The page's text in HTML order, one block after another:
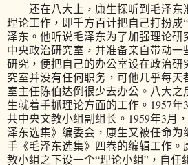
还在八大上，康生探听到毛泽东
理论工作，即千方百计把自己打扮成
泽东。他听说毛泽东为了加强理论
中央政治研究室，并准备亲自带动
研究，便把自己的办公室设在政治
究室并没有任何职务，可他几乎每
室主任陈伯达倒很少去办公。八大之
生就着手抓理论方面的工作。1957
共中央文教小组副组长。1959年3月
泽东选集》编委会，康生又被任命
手《毛泽东选集》四卷的编辑工作。
教小组之下设一个“理论小组”，自任